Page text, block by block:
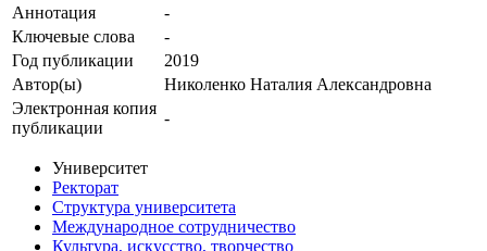
Аннотация
-
Ключевые cлова
-
Год публикации
2019
Автор(ы)
Николенко Наталия Александровна
Электронная копия
публикации
-
Университет
Ректорат
Структура университета
Международное сотрудничество
Культура, искусство, творчество